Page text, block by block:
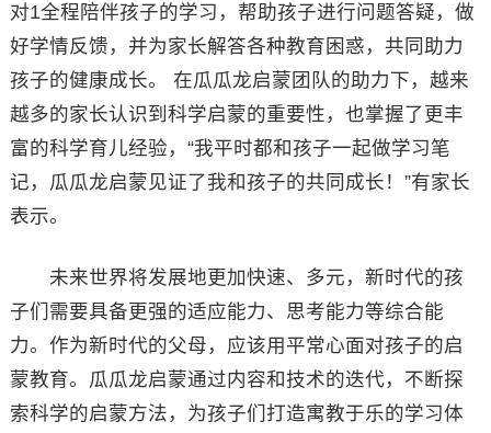
对1全程陪伴孩子的学习，帮助孩子进行问题答疑，做
好学情反馈，并为家长解答各种教育困惑，共同助力
孩子的健康成长。 在瓜瓜龙启蒙团队的助力下，越来
越多的家长认识到科学启蒙的重要性，也掌握了更丰
富的科学育儿经验，“我平时都和孩子一起做学习笔
记，瓜瓜龙启蒙见证了我和孩子的共同成长！”有家长
表示。
未来世界将发展地更加快速、多元，新时代的孩
子们需要具备更强的适应能力、思考能力等综合能
力。作为新时代的父母，应该用平常心面对孩子的启
蒙教育。瓜瓜龙启蒙通过内容和技术的迭代，不断探
索科学的启蒙方法，为孩子们打造寓教于乐的学习体